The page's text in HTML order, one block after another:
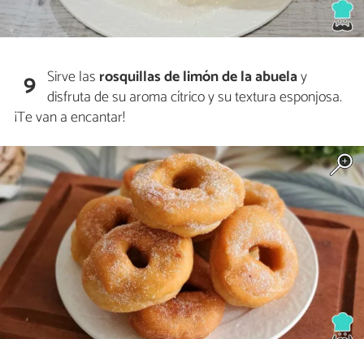
9 Sirve las rosquillas de limón de la abuelay
disfruta de su aroma cítrico y su textura esponjosa.
¡Te van a encantar!